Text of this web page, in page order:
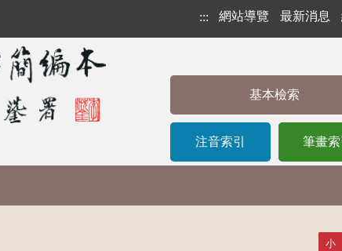
::: 網站導覽 最新消息
基本檢索
注音索引 筆畫索
小